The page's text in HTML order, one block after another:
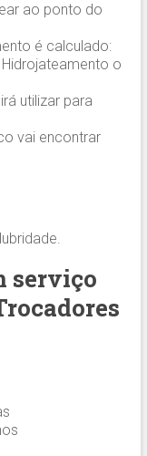
ao ponto do
é calculado:
o
utilizar para
vai encontrar
serviço